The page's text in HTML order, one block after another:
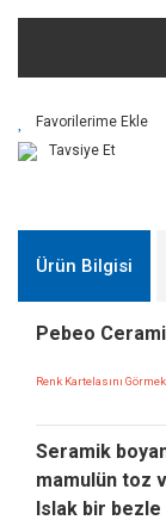
Tavsiye Et
Ürün Bilgisi
Pebeo
Renk Kartelasını
Seramik
mamulün toz
Islak bir